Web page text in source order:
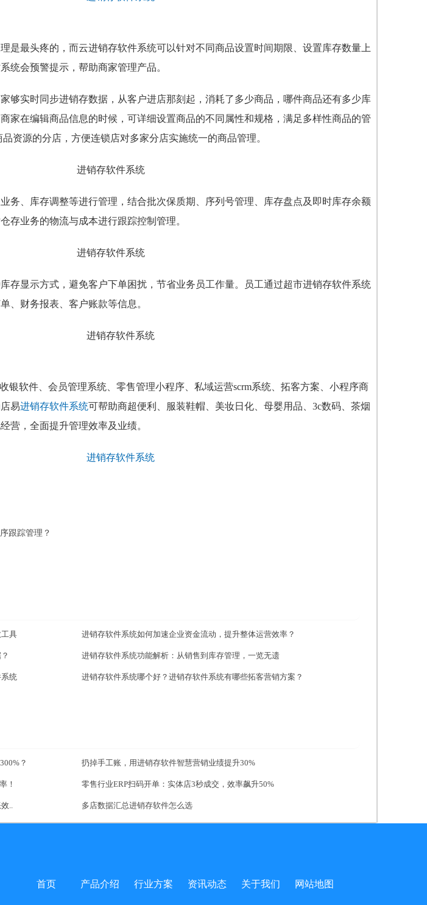
是最头疼的，而云进销存软件系统可以针对不同商品设置时间期限、设置库存数量上
统会预警提示，帮助商家管理产品。
够实时同步进销存数据，从客户进店那刻起，消耗了多少商品，哪件商品还有多少库
家在编辑商品信息的时候，可详细设置商品的不同属性和规格，满足多样性商品的管
资源的分店，方便连锁店对多家分店实施统一的商品管理。
务、库存调整等进行管理，结合批次保质期、序列号管理、库存盘点及即时库存余额
存业务的物流与成本进行跟踪控制管理。
存显示方式，避免客户下单困扰，节省业务员工作量。员工通过超市进销存软件系统
、财务报表、客户账款等信息。
银软件、会员管理系统、零售管理小程序、私域运营scrm系统、拓客方案、小程序商
易进销存软件系统可帮助商超便利、服装鞋帽、美妆日化、母婴用品、3c数码、茶烟
营，全面提升管理效率及业绩。
跟踪管理？
具 进销存软件系统如何加速企业资金流动，提升整体运营效率？
进销存软件系统功能解析：从销售到库存管理，一览无遗
统 进销存软件系统哪个好？进销存软件系统有哪些拓客营销方案？
？ 扔掉手工账，用进销存软件智慧营销业绩提升30%
！ 零售行业ERP扫码开单：实体店3秒成交，效率飙升50%
.. 多店数据汇总进销存软件怎么选
首页 产品介绍 行业方案 资讯动态 关于我们 网站地图